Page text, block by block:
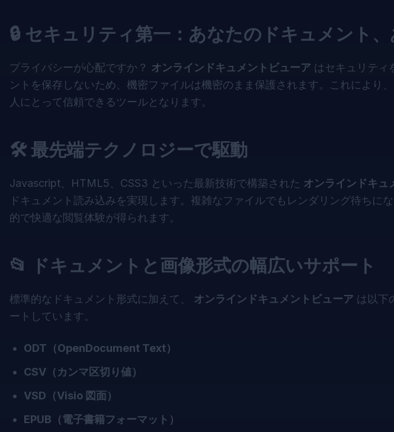
🔒 セキュリティ第一：あなたのドキュメント
プライバシーが心配ですか？ オンラインドキュメントビューア はセキュリティ
ントを保存しないため、機密ファイルは機密のまま保護されます。これにより
人にとって信頼できるツールとなります。
🛠️ 最先端テクノロジーで駆動
Javascript、HTML5、CSS3 といった最新技術で構築された オンラインドキュ
ドキュメント読み込みを実現します。複雑なファイルでもレンダリング待ちに
的で快適な閲覧体験が得られます。
📂 ドキュメントと画像形式の幅広いサポート
標準的なドキュメント形式に加えて、 オンラインドキュメントビューア は以下
ートしています。
ODT（OpenDocument Text）
CSV（カンマ区切り値）
VSD（Visio 図面）
EPUB（電子書籍フォーマット）